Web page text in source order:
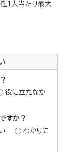
1人当たり最大
役に立たなか
すか？
わかりに